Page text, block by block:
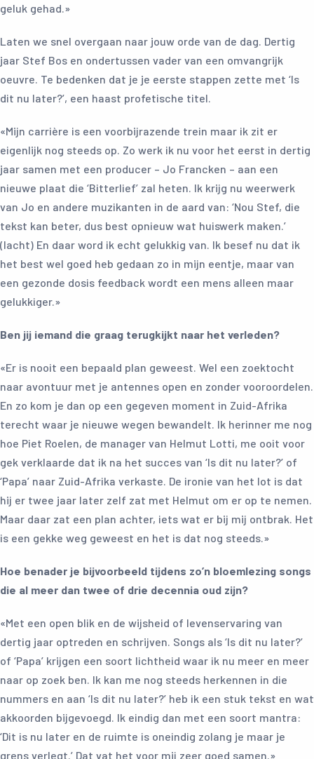
geluk gehad.»
Laten we snel overgaan naar jouw orde van de dag. Dertig
jaar Stef Bos en ondertussen vader van een omvangrijk
oeuvre. Te bedenken dat je je eerste stappen zette met ‘Is
dit nu later?’, een haast profetische titel.
«Mijn carrière is een voorbijrazende trein maar ik zit er
eigenlijk nog steeds op. Zo werk ik nu voor het eerst in dertig
jaar samen met een producer – Jo Francken – aan een
nieuwe plaat die ‘Bitterlief’ zal heten. Ik krijg nu weerwerk
van Jo en andere muzikanten in de aard van: ‘Nou Stef, die
tekst kan beter, dus best opnieuw wat huiswerk maken.’
(lacht) En daar word ik echt gelukkig van. Ik besef nu dat ik
het best wel goed heb gedaan zo in mijn eentje, maar van
een gezonde dosis feedback wordt een mens alleen maar
gelukkiger.»
Ben jij iemand die graag terugkijkt naar het verleden?
«Er is nooit een bepaald plan geweest. Wel een zoektocht
naar avontuur met je antennes open en zonder vooroordelen.
En zo kom je dan op een gegeven moment in Zuid-Afrika
terecht waar je nieuwe wegen bewandelt. Ik herinner me nog
hoe Piet Roelen, de manager van Helmut Lotti, me ooit voor
gek verklaarde dat ik na het succes van ‘Is dit nu later?’ of
‘Papa’ naar Zuid-Afrika verkaste. De ironie van het lot is dat
hij er twee jaar later zelf zat met Helmut om er op te nemen.
Maar daar zat een plan achter, iets wat er bij mij ontbrak. Het
is een gekke weg geweest en het is dat nog steeds.»
Hoe benader je bijvoorbeeld tijdens zo’n bloemlezing songs
die al meer dan twee of drie decennia oud zijn?
«Met een open blik en de wijsheid of levenservaring van
dertig jaar optreden en schrijven. Songs als ‘Is dit nu later?’
of ‘Papa’ krijgen een soort lichtheid waar ik nu meer en meer
naar op zoek ben. Ik kan me nog steeds herkennen in die
nummers en aan ‘Is dit nu later?’ heb ik een stuk tekst en wat
akkoorden bijgevoegd. Ik eindig dan met een soort mantra:
‘Dit is nu later en de ruimte is oneindig zolang je maar je
grens verlegt.’ Dat vat het voor mij zeer goed samen.»